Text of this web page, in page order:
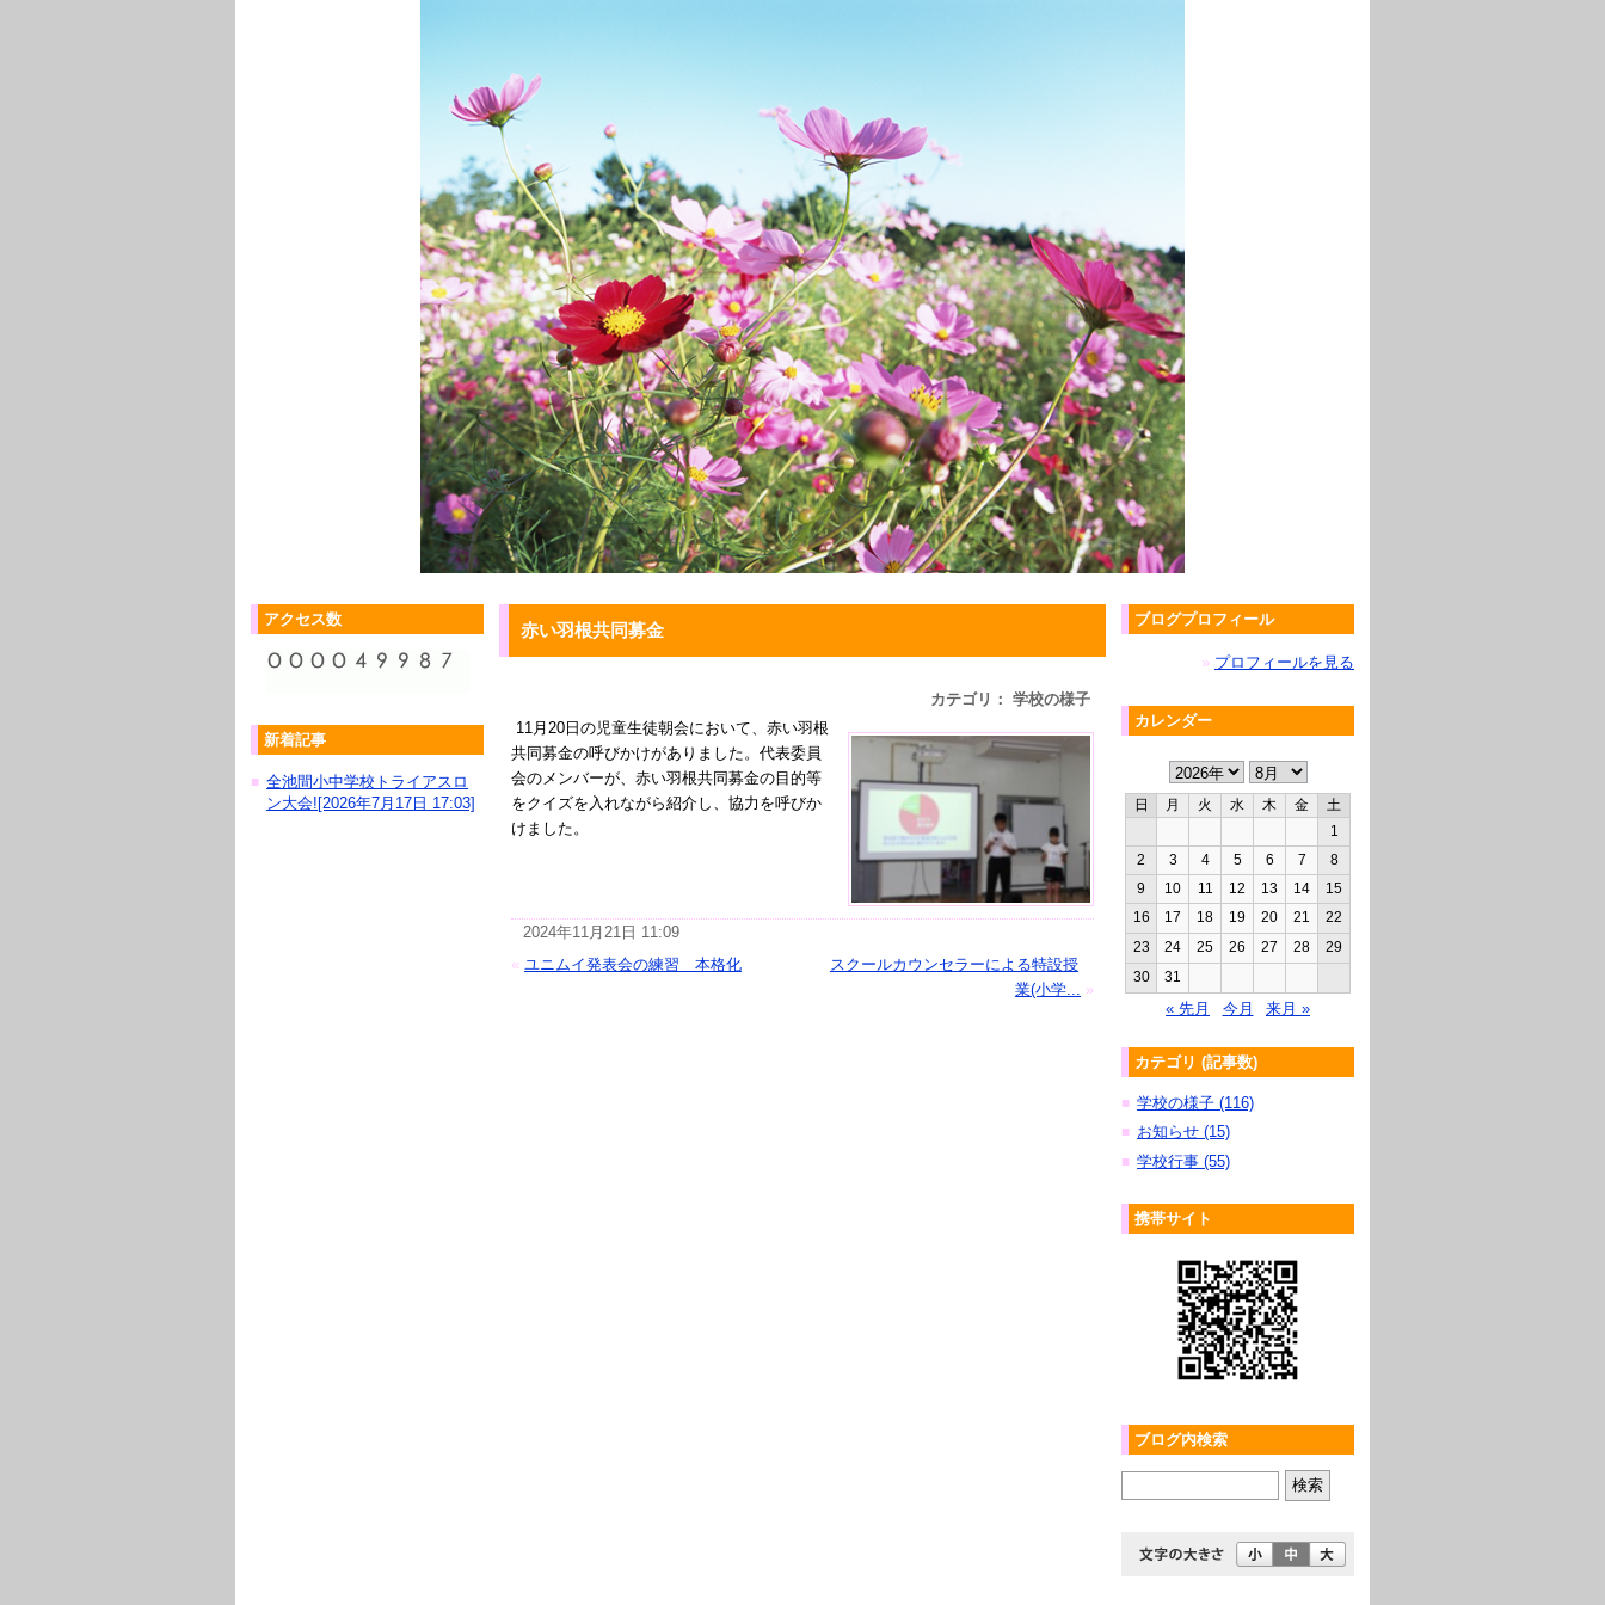
赤い羽根共同募金
カテゴリ： 学校の様子
11月20日の児童生徒朝会において、赤い羽根
共同募金の呼びかけがありました。代表委員
会のメンバーが、赤い羽根共同募金の目的等
をクイズを入れながら紹介し、協力を呼びか
けました。
2024年11月21日 11:09
« ユニムイ発表会の練習 本格化
スクールカウンセラーによる特設授
業(小学... »
アクセス数
新着記事
■ 全池間小中学校トライアスロ
ン大会![2026年7月17日 17:03]
ブログプロフィール
» プロフィールを見る
カレンダー
日 月 火 水 木 金
土
1
2
3 4 5 6 7
8
9
10 11 12 13 14
15
16
17 18 19 20 21
22
23
24 25 26 27 28
29
30
31
« 先月 今月 来月 »
カテゴリ (記事数)
■ 学校の様子 (116)
■ お知らせ (15)
■ 学校行事 (55)
携帯サイト
ブログ内検索